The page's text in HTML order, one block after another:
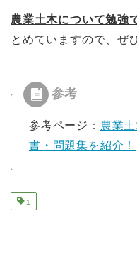
農業土木について勉強
とめていますので、ぜ
参考ページ： 農業
書・問題集を紹介！
1